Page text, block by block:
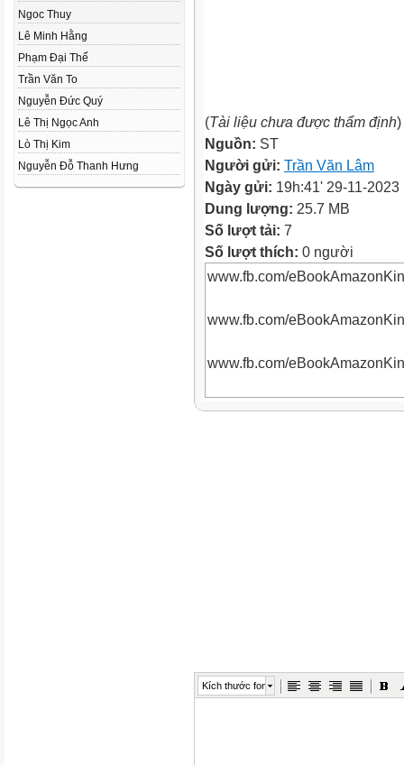
Ngoc Thuy
Lê Minh Hằng
Phạm Đại Thế
Trần Văn To
Nguyễn Đức Quý
Lê Thị Ngọc Anh
Lò Thị Kim
Nguyễn Đỗ Thanh Hưng
(Tài liệu chưa được thẩm định)
Nguồn: ST
Người gửi: Trần Văn Lâm
Ngày gửi: 19h:41' 29-11-2023
Dung lượng: 25.7 MB
Số lượt tải: 7
Số lượt thích: 0 người
www.fb.com/
www.fb.com/
www.fb.com/
Kích thước font